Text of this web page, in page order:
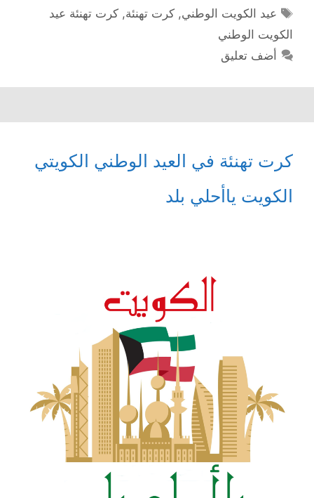
الوسوم
عيد الكويت الوطني,كرت تهنئة,كرت تهنئة عيد
الكويت الوطني
أضف تعليق
كرت تهنئة في العيد الوطني الكويتي
الكويت ياأحلي بلد